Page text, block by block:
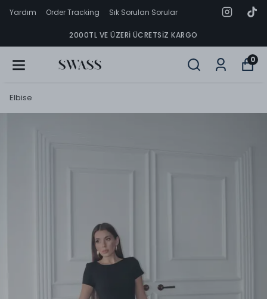
Yardım Order Tracking Sık Sorulan Sorular
2000TL VE ÜZERI ÜCRETSIZ KARGO
0
Elbise